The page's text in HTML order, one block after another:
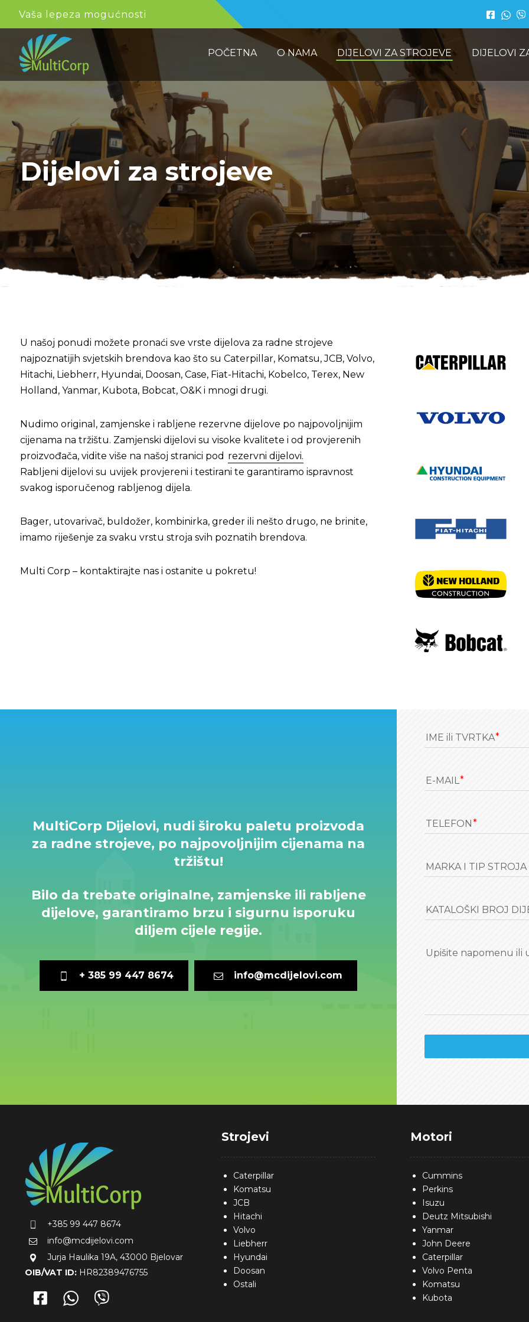
Vaša lepeza mogućnosti
POČETNA O NAMA DIJELOVI ZA STROJEVE DIJELOVI
Dijelovi za strojeve
U našoj ponudi možete pronaći sve vrste dijelova za radne strojeve
najpoznatijih svjetskih brendova kao što su Caterpillar, Komatsu,JCB, Volvo,
Hitachi, Liebherr, Hyundai, Doosan, Case, Fiat-Hitachi, Kobelco, Terex, New
Holland , Yanmar, Kubota, Bobcat, O&Ki mnogi drugi.
Nudimo original, zamjenske i rabljene rezervne dijelove po najpovoljnijim
cijenama na tržištu. Zamjenski dijelovi su visoke kvalitete i od provjerenih
proizvođača, vidite više na našoj stranici pod rezervni dijelovi.
Rabljeni dijelovi su uvijek provjereni i testirani te garantiramo ispravnost
svakog isporučenog rabljenog dijela.
Bager, utovarivač, buldožer, kombinirka, greder ili nešto drugo, ne brinite,
imamo riješenje za svaku vrstu stroja svih poznatih brendova.
Multi Corp – kontaktirajte nas i ostanite u pokretu!
MultiCorp Dijelovi, nudi široku paletu proizvoda
za radne strojeve, po najpovoljnijim cijenama na
tržištu!
​Bilo da trebate originalne, zamjenske ili rabljene
dijelove, garantiramo brzu i sigurnu isporuku
diljem cijele regije.
+ 385 99 447 8674 info@mcdijelovi.com
IME ili TVRTKA
E-MAIL
TELEFON
MARKA I TIP STROJA
KATALOŠKI BROJ
Upišite napomenu ili
+385 99 447 8674
info@mcdijelovi.com
Jurja Haulika 19A, 43000 Bjelovar
OIB/VAT ID: HR82389476755
Strojevi
Caterpillar
Komatsu
JCB
Hitachi
Volvo
Liebherr
Hyundai
Doosan
Ostali
Motori
Cummins
Perkins
Isuzu
Deutz Mitsubishi
Yanmar
John Deere
Caterpillar
Volvo Penta
Komatsu
Kubota